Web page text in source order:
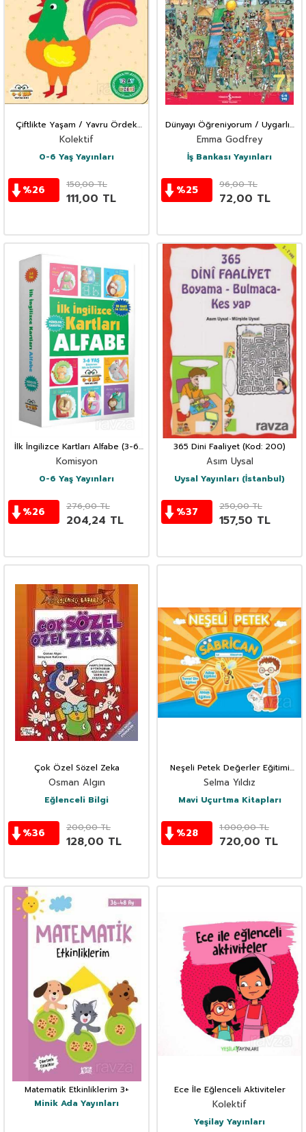
Çiftlikte Yaşam / Yavru Ördek
Serisi
Kolektif
0-6 Yaş Yayınları
%26 150,00TL
111,00 TL
Dünyayı Öğreniyorum / Uygarlık
Macerası
Emma Godfrey
İş Bankası Yayınları
%25 96,00TL
72,00 TL
İlk İngilizce Kartları Alfabe (3-6
Yaş)
Komisyon
0-6 Yaş Yayınları
%26 276,00TL
204,24 TL
365 Dini Faaliyet (Kod: 200)
Asım Uysal
Uysal Yayınları (İstanbul)
%37 250,00TL
157,50 TL
Çok Özel Sözel Zeka
Osman Algın
Eğlenceli Bilgi
%36 200,00TL
128,00 TL
Neşeli Petek Değerler Eğitimi
Seti (4-6 Yaş)
Selma Yıldız
Mavi Uçurtma Kitapları
%28 1.000,00TL
720,00 TL
Matematik Etkinliklerim 3+
Minik Ada Yayınları
Ece İle Eğlenceli Aktiviteler
Kolektif
Yeşilay Yayınları